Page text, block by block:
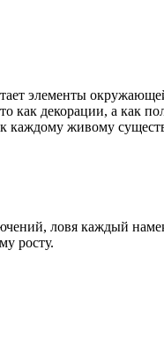
элементы
как декорации, а как
каждому живому
ловя каждый
росту.